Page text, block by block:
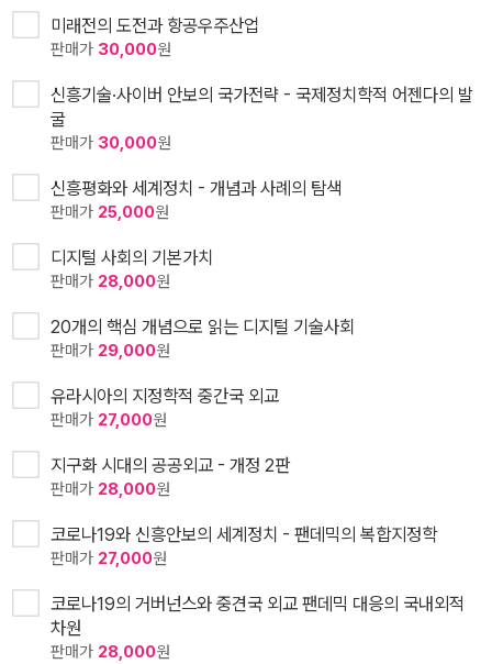
미래전의 도전과 항공우주산업
판매가 30,000원
신흥기술·사이버 안보의 국가전략 - 국제정치학적 어젠다의 발
굴
판매가 30,000원
신흥평화와 세계정치 - 개념과 사례의 탐색
판매가 25,000원
디지털 사회의 기본가치
판매가 28,000원
20개의 핵심 개념으로 읽는 디지털 기술사회
판매가 29,000원
유라시아의 지정학적 중간국 외교
판매가 27,000원
지구화 시대의 공공외교 - 개정 2판
판매가 28,000원
코로나19와 신흥안보의 세계정치 - 팬데믹의 복합지정학
판매가 27,000원
코로나19의 거버넌스와 중견국 외교 팬데믹 대응의 국내외적
차원
판매가 28,000원